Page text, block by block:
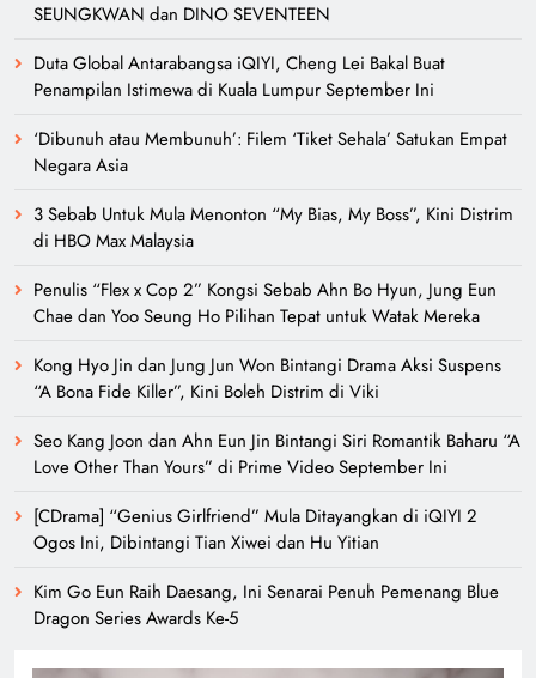
SEUNGKWAN dan DINO SEVENTEEN
Duta Global Antarabangsa iQIYI, Cheng Lei Bakal Buat
Penampilan Istimewa di Kuala Lumpur September Ini
‘Dibunuh atau Membunuh’: Filem ‘Tiket Sehala’ Satukan Empat
Negara Asia
3 Sebab Untuk Mula Menonton “My Bias, My Boss”, Kini Distrim
di HBO Max Malaysia
Penulis “Flex x Cop 2” Kongsi Sebab Ahn Bo Hyun, Jung Eun
Chae dan Yoo Seung Ho Pilihan Tepat untuk Watak Mereka
Kong Hyo Jin dan Jung Jun Won Bintangi Drama Aksi Suspens
“A Bona Fide Killer”, Kini Boleh Distrim di Viki
Seo Kang Joon dan Ahn Eun Jin Bintangi Siri Romantik Baharu “A
Love Other Than Yours” di Prime Video September Ini
[CDrama] “Genius Girlfriend” Mula Ditayangkan di iQIYI 2
Ogos Ini, Dibintangi Tian Xiwei dan Hu Yitian
Kim Go Eun Raih Daesang, Ini Senarai Penuh Pemenang Blue
Dragon Series Awards Ke-5